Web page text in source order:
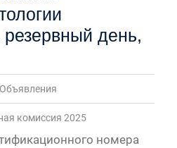
день,
Объявления
комиссия 2025
номера